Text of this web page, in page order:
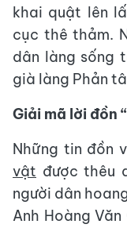
khai quật lên
cục thê thảm.
dân làng sống
già làng Phản
Giải mã lời đồn
Những tin đồn
vật được thêu
người dân
Anh Hoàng